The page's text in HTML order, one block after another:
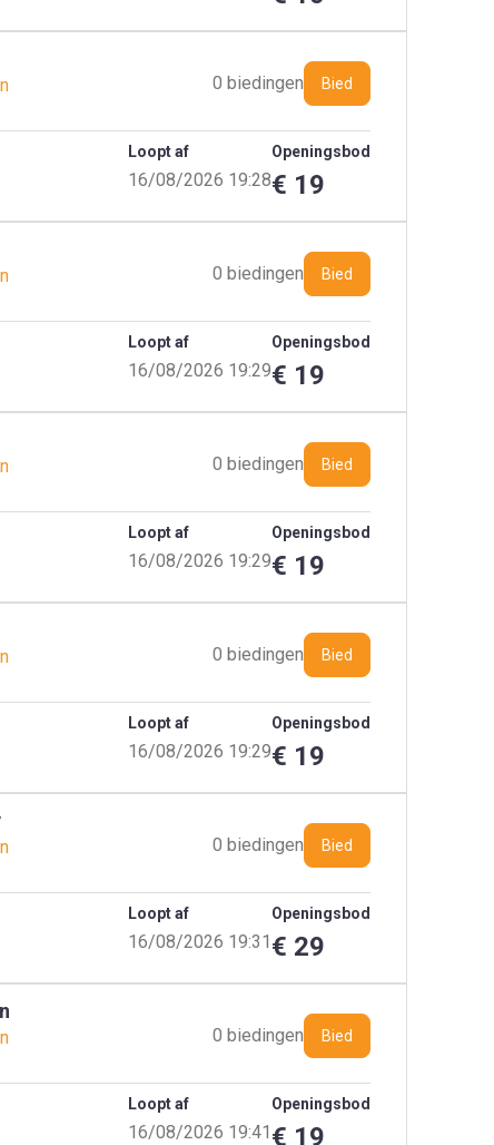
0 biedingen Bied
Loopt af
16/08/2026 19:28
Openingsbod
€ 19
0 biedingen Bied
Loopt af
16/08/2026 19:29
Openingsbod
€ 19
0 biedingen Bied
Loopt af
16/08/2026 19:29
Openingsbod
€ 19
0 biedingen Bied
Loopt af
16/08/2026 19:29
Openingsbod
€ 19
0 biedingen Bied
Loopt af
16/08/2026 19:31
Openingsbod
€ 29
0 biedingen Bied
Loopt af
16/08/2026 19:41
Openingsbod
€ 19